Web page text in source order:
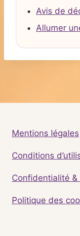
Avis de
Allumer
Mentions légales
Conditions
Confidentialité &
Politique des